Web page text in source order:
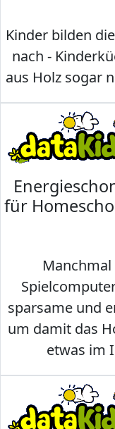
Kinder bilden
nach -
aus Holz sogar
für
sparsame und
um damit das
etwas im